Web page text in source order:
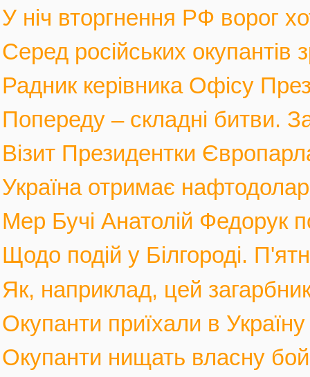
У ніч вторгнення РФ ворог
Серед російських
Радник керівника Офісу
Попереду – складні битви.
Візит Президентки
Україна отримає
Мер Бучі Анатолій Федорук
Щодо подій у Білгороді.
Як, наприклад, цей
Окупанти приїхали в
Окупанти нищать власну